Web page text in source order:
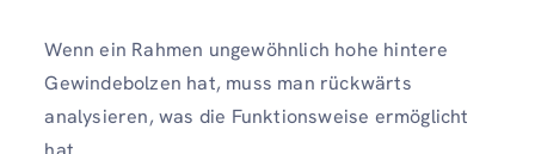
Wenn ein Rahmen ungewöhnlich hohe hintere
Gewindebolzen hat, muss man rückwärts
analysieren, was die Funktionsweise ermöglicht